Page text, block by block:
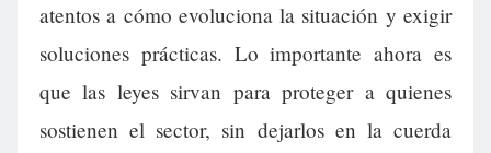
atentos a cómo evoluciona la situación y exigir
soluciones prácticas. Lo importante ahora es
que las leyes sirvan para proteger a quienes
sostienen el sector, sin dejarlos en la cuerda